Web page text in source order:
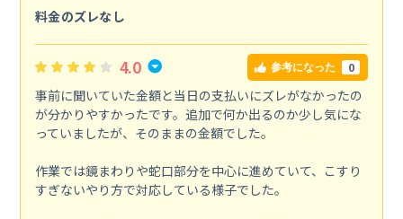
料金のズレなし
4.0 参考になった 0
事前に聞いていた金額と当日の支払いにズレがなかったの
が分かりやすかったです。追加で何か出るのか少し気にな
っていましたが、そのままの金額でした。
作業では鏡まわりや蛇口部分を中心に進めていて、こすり
すぎないやり方で対応している様子でした。